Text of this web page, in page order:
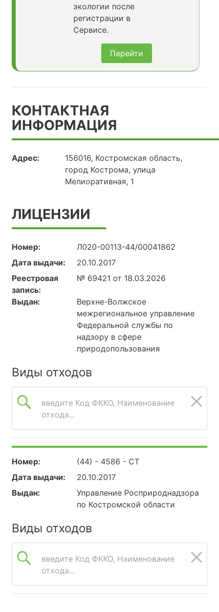
экологии после
регистрации в
Сервисе.
Перейти
КОНТАКТНАЯ
ИНФОРМАЦИЯ
Адрес:
156016, Костромская область,
город Кострома, улица
Мелиоративная, 1
ЛИЦЕНЗИИ
Номер:
Л020-00113-44/00041862
Дата выдачи:
20.10.2017
Реестровая
запись:
№ 69421 от 18.03.2026
Выдан:
Верхне-Волжское
межрегиональное управление
Федеральной службы по
надзору в сфере
природопользования
Виды отходов
введите Код ФККО, Наименование
отхода...
Номер:
(44) - 4586 - СТ
Дата выдачи:
20.10.2017
Выдан:
Управление Росприроднадзора
по Костромской области
Виды отходов
введите Код ФККО, Наименование
отхода...